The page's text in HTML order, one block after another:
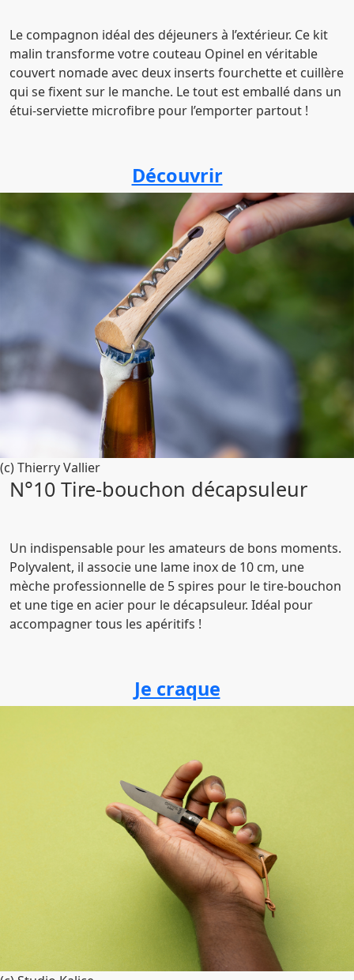
Le compagnon idéal des déjeuners à l’extérieur. Ce kit
malin transforme votre couteau Opinel en véritable
couvert nomade avec deux inserts fourchette et cuillère
qui se fixent sur le manche. Le tout est emballé dans un
étui-serviette microfibre pour l’emporter partout !
Découvrir
(c) Thierry Vallier
N°10 Tire-bouchon décapsuleur
Un indispensable pour les amateurs de bons moments.
Polyvalent, il associe une lame inox de 10 cm, une
mèche professionnelle de 5 spires pour le tire-bouchon
et une tige en acier pour le décapsuleur. Idéal pour
accompagner tous les apéritifs !
Je craque